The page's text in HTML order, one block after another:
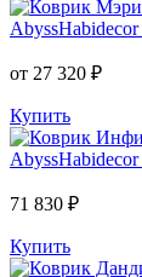
AbyssHabidecor
от 27 320 ₽
Купить
AbyssHabidecor
71 830 ₽
Купить